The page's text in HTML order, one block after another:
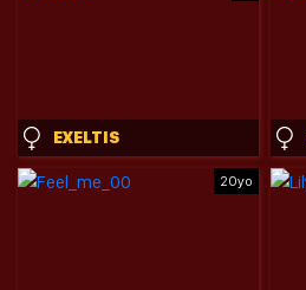
EXELTIS
20yo